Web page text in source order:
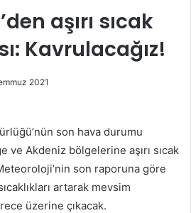
aşırı sıcak
Kavrulacağız!
2021
son hava durumu
ve Akdeniz bölgelerine aşırı sıcak
son raporuna göre
artarak mevsim
üzerine çıkacak.